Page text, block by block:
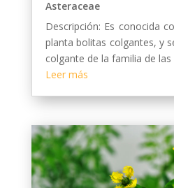
Asteraceae
Descripción: Es conocida
planta bolitas colgantes, y
colgante de la familia de las
Leer más